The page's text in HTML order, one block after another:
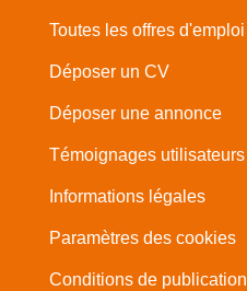
Toutes les offres d'emploi
Déposer un CV
Déposer une annonce
Témoignages utilisateurs
Informations légales
Paramètres des cookies
Conditions de publication